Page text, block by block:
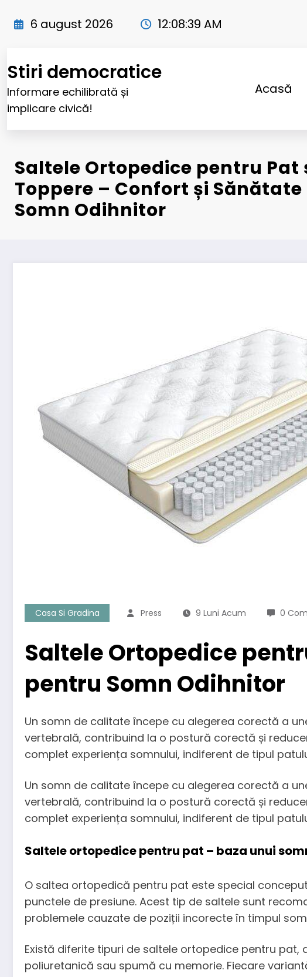
6 august 2026 12:08:40 AM
Stiri democratice
Informare echilibrată și
implicare civică!
Acasă
Saltele Ortopedice pentru Pat
Toppere – Confort și
Somn Odihnitor
Casa Si Gradina Press 9 Luni Acum 0
Saltele Ortopedice
pentru Somn Odihnitor
Un somn de calitate începe cu alegerea corectă a
vertebrală, contribuind la o postură corectă și
complet experiența somnului, indiferent de tipul
Un somn de calitate începe cu alegerea corectă a
vertebrală, contribuind la o postură corectă și
complet experiența somnului, indiferent de tipul
Saltele ortopedice pentru pat – baza unui
O saltea ortopedică pentru pat este special
punctele de presiune. Acest tip de saltele sunt
problemele cauzate de poziții incorecte în timpul
Există diferite tipuri de saltele ortopedice pentru
poliuretanică sau spumă cu memorie. Fiecare